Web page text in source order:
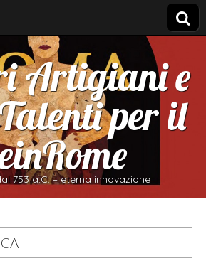
Artigiani e
per il
753 a.C. – eterna innovazione